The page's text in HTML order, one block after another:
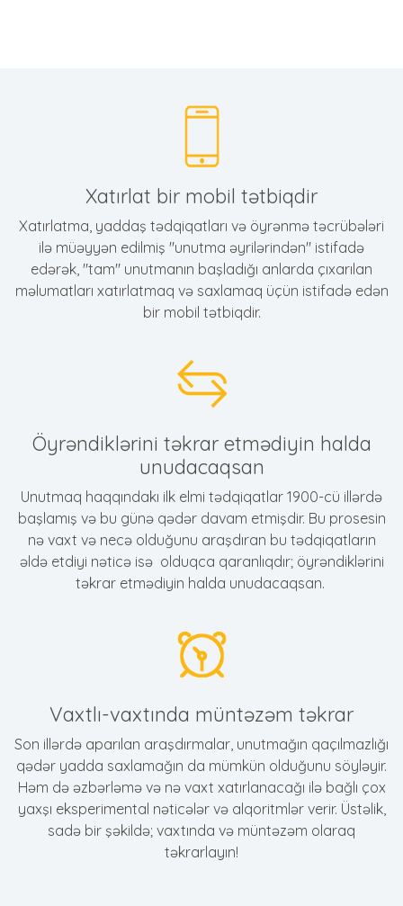
Xatırlat bir mobil tətbiqdir
Xatırlatma, yaddaş tədqiqatları və öyrənmə təcrübələri
ilə müəyyən edilmiş "unutma əyrilərindən" istifadə
edərək, "tam" unutmanın başladığı anlarda çıxarılan
məlumatları xatırlatmaq və saxlamaq üçün istifadə edən
bir mobil tətbiqdir.
Öyrəndiklərini təkrar etmədiyin halda
unudacaqsan
Unutmaq haqqındakı ilk elmi tədqiqatlar 1900-cü illərdə
başlamış və bu günə qədər davam etmişdir. Bu prosesin
nə vaxt və necə olduğunu araşdıran bu tədqiqatların
əldə etdiyi nəticə isə olduqca qaranlıqdır; öyrəndiklərini
təkrar etmədiyin halda unudacaqsan.
Vaxtlı-vaxtında müntəzəm təkrar
Son illərdə aparılan araşdırmalar, unutmağın qaçılmazlığı
qədər yadda saxlamağın da mümkün olduğunu söyləyir.
Həm də əzbərləmə və nə vaxt xatırlanacağı ilə bağlı çox
yaxşı eksperimental nəticələr və alqoritmlər verir. Üstəlik,
sadə bir şəkildə; vaxtında və müntəzəm olaraq
təkrarlayın!